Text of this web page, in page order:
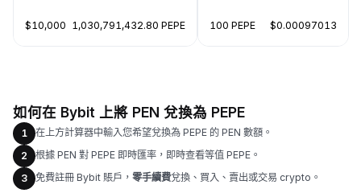
$10,000 1,030,791,432.80 PEPE 100 PEPE $0.00097013
如何在 Bybit 上將 PEN 兌換為 PEPE
1
在上方計算器中輸入您希望兌換為 PEPE 的 PEN 數額。
2
根據 PEN 對 PEPE 即時匯率，即時查看等值 PEPE。
3
免費註冊 Bybit 賬戶， 零手續費兌換、買入、賣出或交易 crypto。